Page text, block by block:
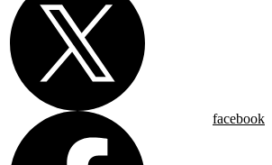
facebook